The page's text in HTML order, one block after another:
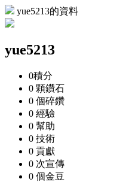
yue5213的資料
yue5213
0積分
0 顆鑽石
0 個碎鑽
0 經驗
0 幫助
0 技術
0 貢獻
0 次宣傳
0 個金豆